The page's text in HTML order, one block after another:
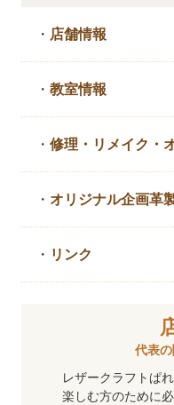
・ 店舗情報
・教室情報
・修理・リメイク・
・ オリジナル企画革
・ リンク
代表の
レザークラフトぱ
楽しむ方のために